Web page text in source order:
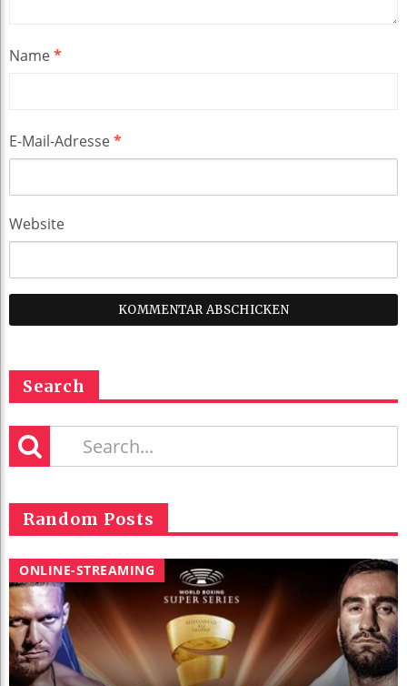
Name*
E-Mail-Adresse*
Website
Search
Random Posts
ONLINE-STREAMING